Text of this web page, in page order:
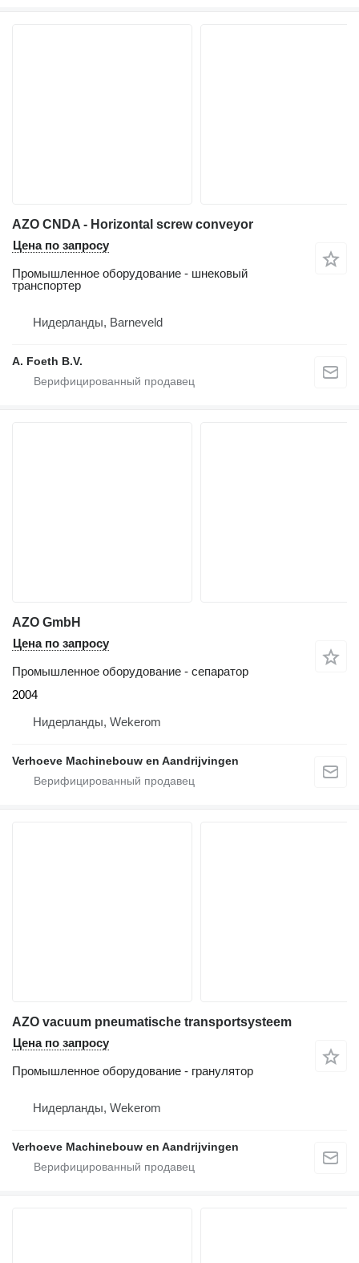
AZO CNDA - Horizontal screw conveyor
Цена по запросу
Промышленное оборудование - шнековый
транспортер
Нидерланды, Barneveld
A. Foeth B.V.
AZO GmbH
Цена по запросу
Промышленное оборудование - сепаратор
2004
Нидерланды, Wekerom
Verhoeve Machinebouw en Aandrijvingen
AZO vacuum pneumatische transportsysteem
Цена по запросу
Промышленное оборудование - гранулятор
Нидерланды, Wekerom
Verhoeve Machinebouw en Aandrijvingen